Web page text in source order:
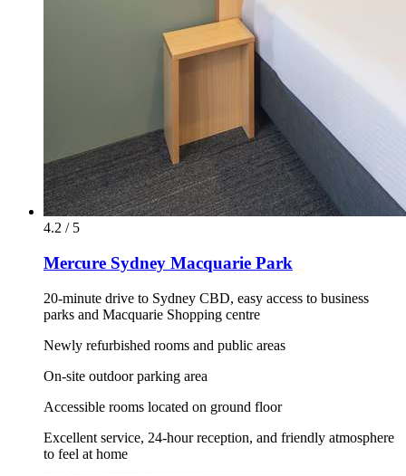
4.2 / 5
Mercure Sydney Macquarie Park
20-minute drive to Sydney CBD, easy access to business
parks and Macquarie Shopping centre
Newly refurbished rooms and public areas
On-site outdoor parking area
Accessible rooms located on ground floor
Excellent service, 24-hour reception, and friendly atmosphere
to feel at home